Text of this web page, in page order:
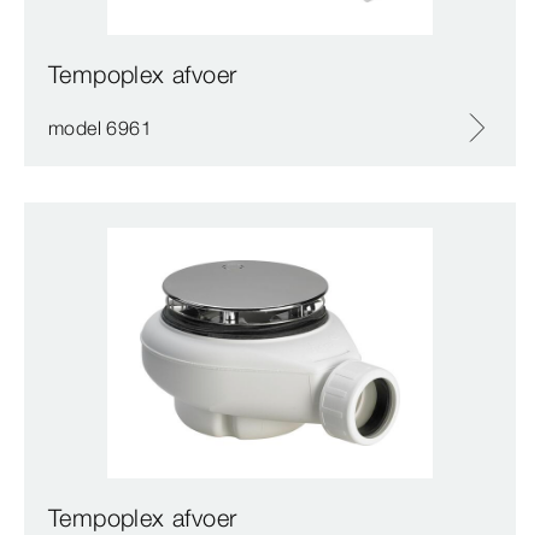
Tempoplex afvoer
model 6961
Tempoplex afvoer